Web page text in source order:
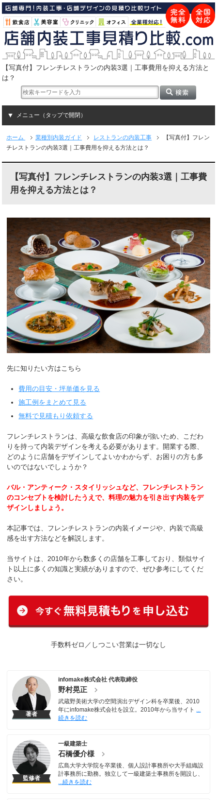
【写真付】フレンチレストランの内装3選｜工事費用を抑える方法と
は？
メニュー（タップで開閉）
ホーム 業種別内装ガイド レストランの内装工事
【写真付】フレン
チレストランの内装3選｜工事費用を抑える方法とは？
【写真付】フレンチレストランの内装3選｜工事費
用を抑える方法とは？
先に知りたい方はこちら
費用の目安・坪単価を見る
施工例をまとめて見る
無料で見積もり依頼する
フレンチレストランは、高級な飲食店の印象が強いため、こだわ
りを持って内装デザインを考える必要があります。開業する際、
どのように店舗をデザインしてよいかわからず、お困りの方も多
いのではないでしょうか？
バル・アンティーク・スタイリッシュなど、フレンチレストラン
のコンセプトを検討したうえで、料理の魅力を引き出す内装をデ
ザインしましょう。
本記事では、フレンチレストランの内装イメージや、内装で高級
感を出す方法などを解説します。
当サイトは、2010年から数多くの店舗を工事しており、類似サイ
ト以上に多くの知識と実績がありますので、ぜひ参考にしてくだ
さい。
手数料ゼロ／しつこい営業は一切なし
著者
infomake株式会社 代表取締役
野村晃正
武蔵野美術大学の空間演出デザイン科を卒業後、2010
年にinfomake株式会社を設立。2010年から当サイト
監修者
一級建築士
石橋優介様
広島大学大学院を卒業後、個人設計事務所や大手組織設
計事務所に勤務。独立して一級建築士事務所を開設し、